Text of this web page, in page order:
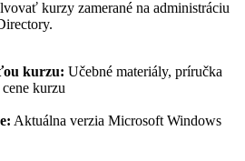
kurzy zamerané na administráciu
kurzu: Učebné materiály, príručka
kurzu
Aktuálna verzia Microsoft Windows